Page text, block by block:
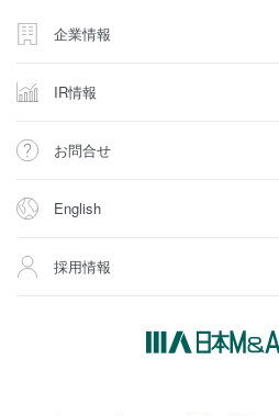
企業情報
IR情報
お問合せ
English
採用情報